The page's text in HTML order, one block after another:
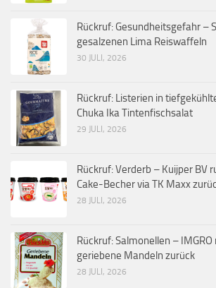
Rückruf: Gesundheitsgefahr –
gesalzenen Lima Reiswaffeln
30 JULI, 2026
Rückruf: Listerien in
Chuka Ika Tintenfischsalat
29 JULI, 2026
Rückruf: Verderb – Kuijper BV
Cake-Becher via TK Maxx
28 JULI, 2026
Rückruf: Salmonellen – IMGRO
geriebene Mandeln zurück
28 JULI, 2026